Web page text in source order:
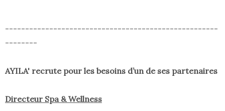
-----------------------------------------------------
--------
AYILA' recrute pour les besoins d’un de ses partenaires
Directeur Spa & Wellness